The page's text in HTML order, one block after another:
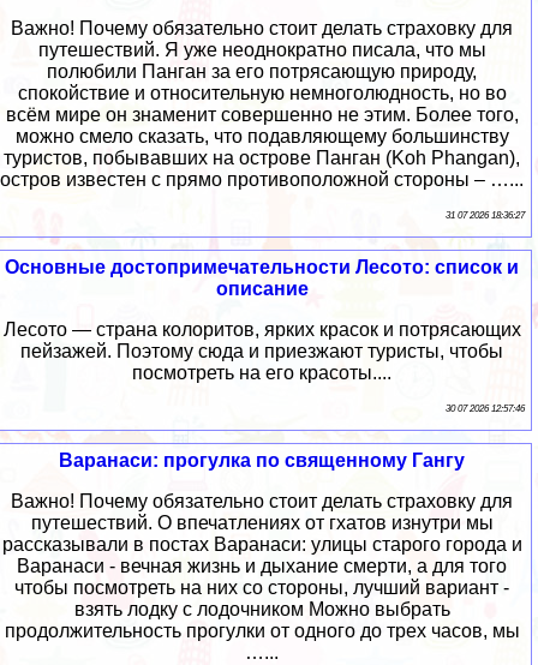
Важно! Почему обязательно стоит делать страховку для
путешествий. Я уже неоднократно писала, что мы
полюбили Панган за его потрясающую природу,
спокойствие и относительную немноголюдность, но во
всём мире он знаменит совершенно не этим. Более того,
можно смело сказать, что подавляющему большинству
туристов, побывавших на острове Панган (Koh Phangan),
остров известен с прямо противоположной стороны – …...
31 07 2026 18:36:27
Основные достопримечательности Лесото: список и
описание
Лесото — страна колоритов, ярких красок и потрясающих
пейзажей. Поэтому сюда и приезжают туристы, чтобы
посмотреть на его красоты....
30 07 2026 12:57:46
Варанаси: прогулка по священному Гангу
Важно! Почему обязательно стоит делать страховку для
путешествий. О впечатлениях от гхатов изнутри мы
рассказывали в постах Варанаси: улицы старого города и
Варанаси - вечная жизнь и дыхание смерти, а для того
чтобы посмотреть на них со стороны, лучший вариант -
взять лодку с лодочником Можно выбрать
продолжительность прогулки от одного до трех часов, мы
…...